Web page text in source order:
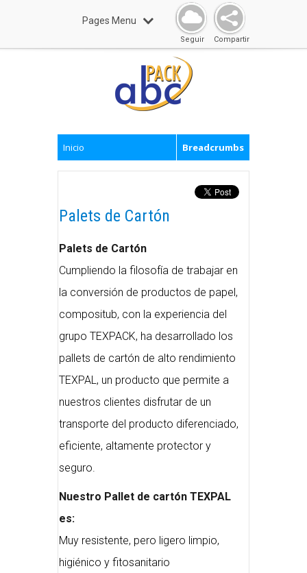
Pages Menu
Compartir
Seguir
Inicio Breadcrumbs
Palets de Cartón
Palets de Cartón
Cumpliendo la filosofía de trabajar en
la conversión de productos de papel,
compositub, con la experiencia del
grupo TEXPACK, ha desarrollado los
pallets de cartón de alto rendimiento
TEXPAL, un producto que permite a
nuestros clientes disfrutar de un
transporte del producto diferenciado,
eficiente, altamente protector y
seguro.
Nuestro Pallet de cartón TEXPAL
es:
Muy resistente, pero ligero limpio,
higiénico y fitosanitario